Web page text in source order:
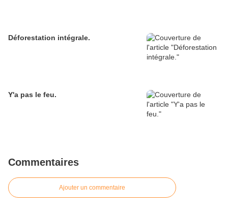
Déforestation intégrale.
Y'a pas le feu.
Commentaires
Ajouter un commentaire